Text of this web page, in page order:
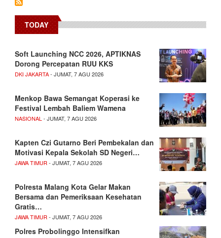
TODAY
Soft Launching NCC 2026, APTIKNAS
Dorong Percepatan RUU KKS
DKI JAKARTA- JUMAT, 7 AGU 2026
Menkop Bawa Semangat Koperasi ke
Festival Lembah Baliem Wamena
NASIONAL - JUMAT, 7 AGU 2026
Kapten Czi Gutarno Beri Pembekalan dan
Motivasi Kepala Sekolah SD Negeri…
JAWA TIMUR - JUMAT, 7 AGU 2026
Polresta Malang Kota Gelar Makan
Bersama dan Pemeriksaan Kesehatan
Gratis…
JAWA TIMUR - JUMAT, 7 AGU 2026
Polres Probolinggo Intensifkan